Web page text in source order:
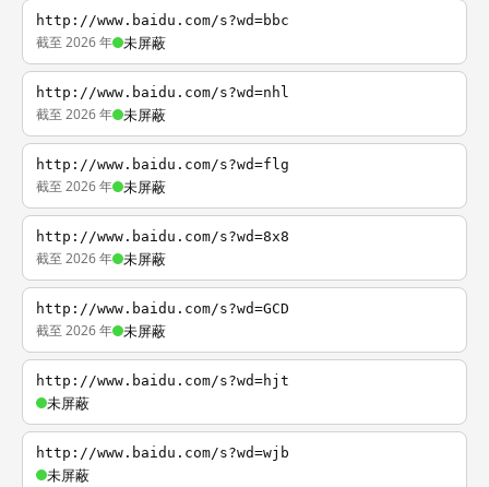
http://www.baidu.com/s?wd=bbc
截至 2026 年 未屏蔽
http://www.baidu.com/s?wd=nhl
截至 2026 年 未屏蔽
http://www.baidu.com/s?wd=flg
截至 2026 年 未屏蔽
http://www.baidu.com/s?wd=8x8
截至 2026 年 未屏蔽
http://www.baidu.com/s?wd=GCD
截至 2026 年 未屏蔽
http://www.baidu.com/s?wd=hjt
未屏蔽
http://www.baidu.com/s?wd=wjb
未屏蔽